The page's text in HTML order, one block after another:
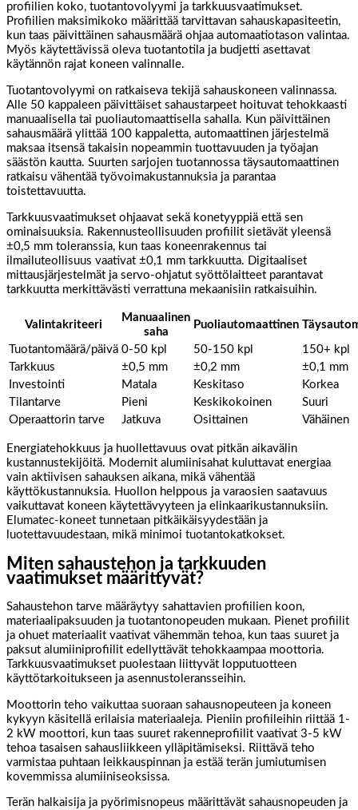
profiilien koko, tuotantovolyymi ja tarkkuusvaatimukset.
Profiilien maksimikoko määrittää tarvittavan sahauskapasiteetin,
kun taas päivittäinen sahausmäärä ohjaa automaatiotason valintaa.
Myös käytettävissä oleva tuotantotila ja budjetti asettavat
käytännön rajat koneen valinnalle.
Tuotantovolyymi on ratkaiseva tekijä sahauskoneen valinnassa.
Alle 50 kappaleen päivittäiset sahaustarpeet hoituvat tehokkaasti
manuaalisella tai puoliautomaattisella sahalla. Kun päivittäinen
sahausmäärä ylittää 100 kappaletta, automaattinen järjestelmä
maksaa itsensä takaisin nopeammin tuottavuuden ja työajan
säästön kautta. Suurten sarjojen tuotannossa täysautomaattinen
ratkaisu vähentää työvoimakustannuksia ja parantaa
toistettavuutta.
Tarkkuusvaatimukset ohjaavat sekä konetyyppiä että sen
ominaisuuksia. Rakennusteollisuuden profiilit sietävät yleensä
±0,5 mm toleranssia, kun taas koneenrakennus tai
ilmailuteollisuus vaativat ±0,1 mm tarkkuutta. Digitaaliset
mittausjärjestelmät ja servo-ohjatut syöttölaitteet parantavat
tarkkuutta merkittävästi verrattuna mekaanisiin ratkaisuihin.
Valintakriteeri
Manuaalinen
saha
Puoliautomaattinen
Tuotantomäärä/päivä 0-50 kpl 50-150 kpl
150+ kpl
Tarkkuus
±0,5 mm ±0,2 mm
±0,1 mm
Investointi
Matala Keskitaso
Korkea
Tilantarve
Pieni Keskikokoinen
Suuri
Operaattorin tarve
Jatkuva Osittainen Vähäinen
Energiatehokkuus ja huollettavuus ovat pitkän aikavälin
kustannustekijöitä. Modernit alumiinisahat kuluttavat energiaa
vain aktiivisen sahauksen aikana, mikä vähentää
käyttökustannuksia. Huollon helppous ja varaosien saatavuus
vaikuttavat koneen käytettävyyteen ja elinkaarikustannuksiin.
Elumatec-koneet tunnetaan pitkäikäisyydestään ja
luotettavuudestaan, mikä minimoi tuotantokatkokset.
Miten sahaustehon ja tarkkuuden
vaatimukset määrittyvät?
Sahaustehon tarve määräytyy sahattavien profiilien koon,
materiaalipaksuuden ja tuotantonopeuden mukaan. Pienet profiilit
ja ohuet materiaalit vaativat vähemmän tehoa, kun taas suuret ja
paksut alumiiniprofiilit edellyttävät tehokkaampaa moottoria.
Tarkkuusvaatimukset puolestaan liittyvät lopputuotteen
käyttötarkoitukseen ja asennustoleransseihin.
Moottorin teho vaikuttaa suoraan sahausnopeuteen ja koneen
kykyyn käsitellä erilaisia materiaaleja. Pieniin profiileihin riittää 1-
2 kW moottori, kun taas suuret rakenneprofiilit vaativat 3-5 kW
tehoa tasaisen sahausliikkeen ylläpitämiseksi. Riittävä teho
varmistaa puhtaan leikkauspinnan ja estää terän jumiutumisen
kovemmissa alumiiniseoksissa.
Terän halkaisija ja pyörimisnopeus määrittävät sahausnopeuden ja